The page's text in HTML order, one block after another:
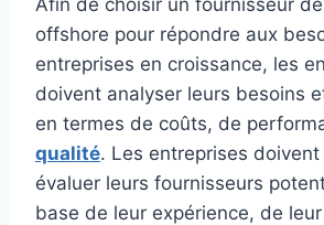
offshore pour répondre aux
entreprises en croissance, les
doivent analyser leurs besoins
en termes de coûts, de
qualité. Les entreprises
évaluer leurs fournisseurs
base de leur expérience, de